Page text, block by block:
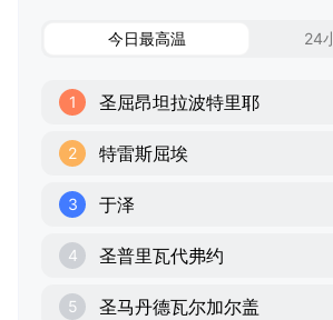
今日最高温 24
1 圣屈昂坦拉波特里耶
2 特雷斯屈埃
3 于泽
4 圣普里瓦代弗约
5 圣马丹德瓦尔加尔盖